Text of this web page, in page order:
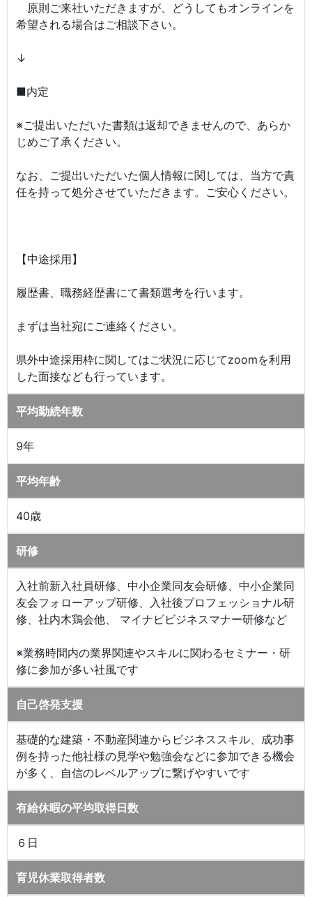
原則ご来社いただきますが、どうしてもオンラインを
希望される場合はご相談下さい。
↓
■内定
※ご提出いただいた書類は返却できませんので、あらか
じめご了承ください。
なお、ご提出いただいた個人情報に関しては、当方で責
任を持って処分させていただきます。ご安心ください。
【中途採用】
履歴書、職務経歴書にて書類選考を行います。
まずは当社宛にご連絡ください。
県外中途採用枠に関してはご状況に応じてzoomを利用
した面接なども行っています。
平均勤続年数
9年
平均年齢
40歳
研修
入社前新入社員研修、中小企業同友会研修、中小企業同
友会フォローアップ研修、入社後プロフェッショナル研
修、社内木鶏会他、 マイナビビジネスマナー研修など
※業務時間内の業界関連やスキルに関わるセミナー・研
修に参加が多い社風です
自己啓発支援
基礎的な建築・不動産関連からビジネススキル、成功事
例を持った他社様の見学や勉強会などに参加できる機会
が多く、自信のレベルアップに繋げやすいです
有給休暇の平均取得日数
６日
育児休業取得者数